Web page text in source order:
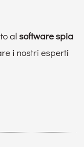
al software spia
i nostri esperti